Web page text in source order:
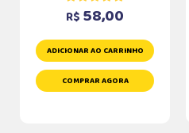
R$ 58,00
ADICIONAR AO CARRINHO
COMPRAR AGORA